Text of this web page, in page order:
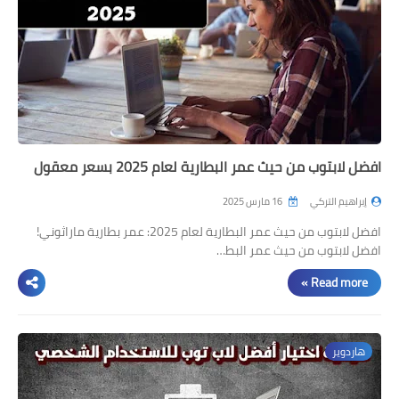
افضل لابتوب من حيث عمر البطارية لعام 2025 بسعر معقول
إبراهيم التركي
افضل لابتوب من حيث عمر البطارية لعام 2025: عمر بطارية ماراثوني!
افضل لابتوب من حيث عمر البط…
Read more »
هاردوير